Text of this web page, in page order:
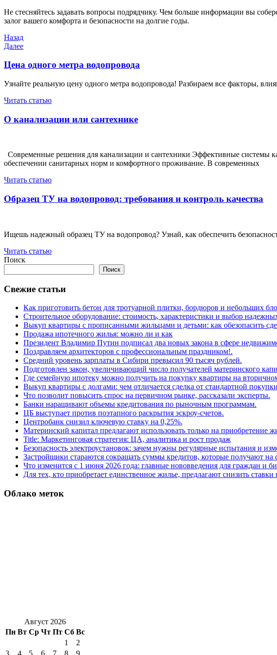
Не стесняйтесь задавать вопросы подрядчику. Чем больше информации вы
залог вашего комфорта и безопасности на долгие годы.
Навигация
по
записям
Предыдущая
запись
Назад
Следующая
Далее
Цена одного метра водопровода
Узнайте реальную цену одного метра водопровода! Разбираем все факторы,
Читать статью
О канализации или сантехнике
Современные решения для канализации и сантехники Эффективные системы
обеспечении санитарных норм и комфортного проживание. В современных
Читать статью
Образец ТУ на водопровод: требования и контроль качества
Ищешь надежный образец ТУ на водопровод? Узнай, как обеспечить
Читать статью
Поиск
Поиск
Свежие статьи
Как приготовить бетон для тротуарной плитки, бордюров и небольших
Строительное оборудование: стоимость, характеристики и выбор
Выкуп квартиры с прописанными жильцами и детьми: как обезопасить
Продажа ипотечного жилья: можно ли и как
Президент Владимир Путин подписал два новых закона в сфере
Поздравляем архитекторов с профессиональным праздником!.
Средний уровень зарплаты в Сибири превысил 90 тысяч рублей.
Подготовлен закон, увеличивающий число получателей материнского
Где семейную ипотеку можно получить на покупку квартиры на
Выкуп квартиры с долгами: чем отличается сделка от стандартной
Что позволит повысить спрос на первичном рынке, рассказали эксперты.
Банки наращивают объемы кредитования по рыночным программам.
ЦБ выступает против поэтапного раскрытия эскроу-счетов.
Центробанк снизил ключевую ставку на 0,25%.
Материнский капитал предлагают использовать только на приобретение
Title: Маркетинговая стратегия: ЦА, аналитика и рост продаж
Безопасность электроустановок: зачем нужны регулярные испытания и
Застройщики стараются сокращать суммы кредитов, которые получают на
Что изменится с 1 июня 2026 года: главные нововведения для граждан и
Для тех, кто приобретает единственное жилье, предлагают снизить ставки
Облако меток
Август 2026
Пн Вт Ср Чт Пт Сб Вс
1
2
3
4 5 6 7 8 9